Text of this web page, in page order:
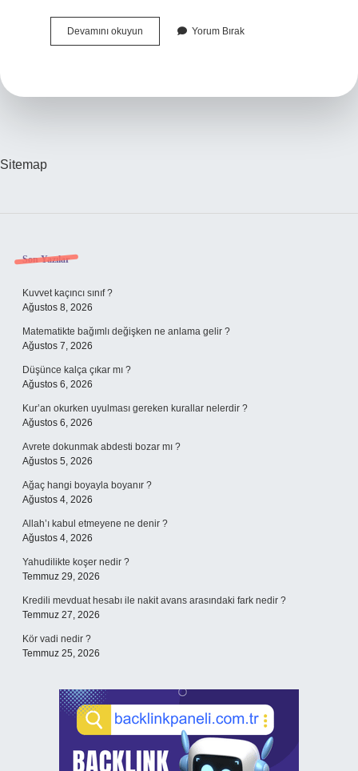
Devamını okuyun
Gölü
Yorum Bırak
Sitemap
Sidebar
Son Yazılar
Kuvvet kaçıncı sınıf ?
Ağustos 8, 2026
Matematikte bağımlı değişken ne anlama gelir ?
Ağustos 7, 2026
Düşünce kalça çıkar mı ?
Ağustos 6, 2026
Kur’an okurken uyulması gereken kurallar nelerdir ?
Ağustos 6, 2026
Avrete dokunmak abdesti bozar mı ?
Ağustos 5, 2026
Ağaç hangi boyayla boyanır ?
Ağustos 4, 2026
Allah’ı kabul etmeyene ne denir ?
Ağustos 4, 2026
Yahudilikte koşer nedir ?
Temmuz 29, 2026
Kredili mevduat hesabı ile nakit avans arasındaki fark nedir ?
Temmuz 27, 2026
Kör vadi nedir ?
Temmuz 25, 2026